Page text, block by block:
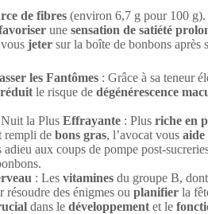
de fibres (environ 6,7 g pour 100 g).
une sensation de satiété
jeter sur la boîte de bonbons après
les Fantômes : Grâce à sa teneur
réduit le risque de dégénérescence
la Plus Effrayante : Plus riche en
rempli de bons gras, l’avocat vous aide
aux coups de pompe post-
: Les vitamines du groupe B,
résoudre des énigmes ou planifier la
dans le développement et le